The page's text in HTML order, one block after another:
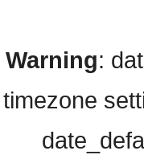
Warning:
timezone